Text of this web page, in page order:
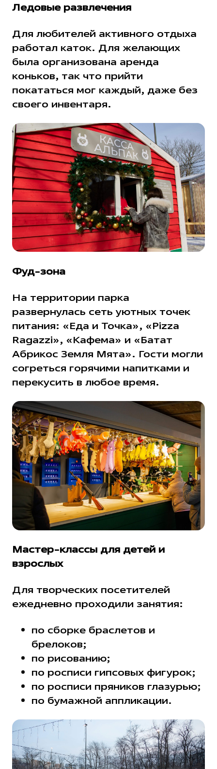
Ледовые развлечения
Для любителей активного отдыха
работал каток. Для желающих
была организована аренда
коньков, так что прийти
покататься мог каждый, даже без
своего инвентаря.
Фуд-зона
На территории парка
развернулась сеть уютных точек
питания: «Еда и Точка», «Pizza
Ragazzi», «Кафема» и «Батат
Абрикос Земля Мята». Гости могли
согреться горячими напитками и
перекусить в любое время.
Мастер-классы для детей и
взрослых
Для творческих посетителей
ежедневно проходили занятия:
по сборке браслетов и
брелоков;
по рисованию;
по росписи гипсовых фигурок;
по росписи пряников глазурью;
по бумажной аппликации.